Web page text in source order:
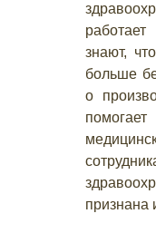
знают,
больше
о
признана